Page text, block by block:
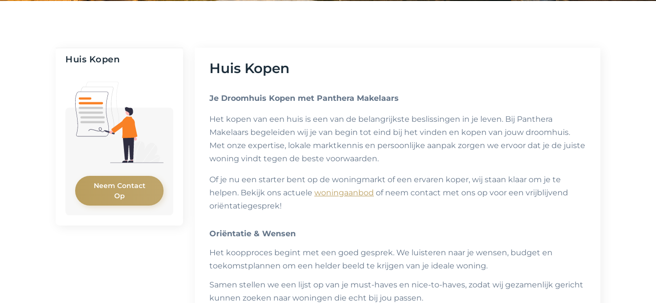
Huis Kopen
Neem Contact
Op
Huis Kopen
Je Droomhuis Kopen met Panthera Makelaars
Het kopen van een huis is een van de belangrijkste beslissingen in je leven. Bij Panthera
Makelaars begeleiden wij je van begin tot eind bij het vinden en kopen van jouw droomhuis.
Met onze expertise, lokale marktkennis en persoonlijke aanpak zorgen we ervoor dat je de juiste
woning vindt tegen de beste voorwaarden.
Of je nu een starter bent op de woningmarkt of een ervaren koper, wij staan klaar om je te
helpen. Bekijk ons actuele woningaanbod of neem contact met ons op voor een vrijblijvend
oriëntatiegesprek!
Oriëntatie & Wensen
Het koopproces begint met een goed gesprek. We luisteren naar je wensen, budget en
toekomstplannen om een helder beeld te krijgen van je ideale woning.
Samen stellen we een lijst op van je must-haves en nice-to-haves, zodat wij gezamenlijk gericht
kunnen zoeken naar woningen die echt bij jou passen.